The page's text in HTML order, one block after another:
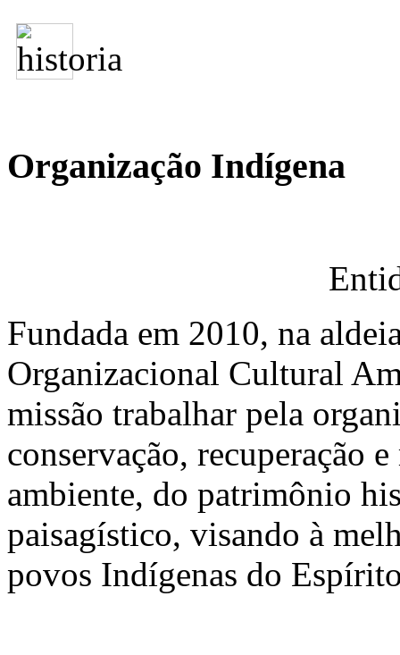
Organização Indígena
Fundada em 2010, na
Organizacional Cultural
missão trabalhar pela
conservação, recuperação
ambiente, do patrimônio
paisagístico, visando à
povos Indígenas do